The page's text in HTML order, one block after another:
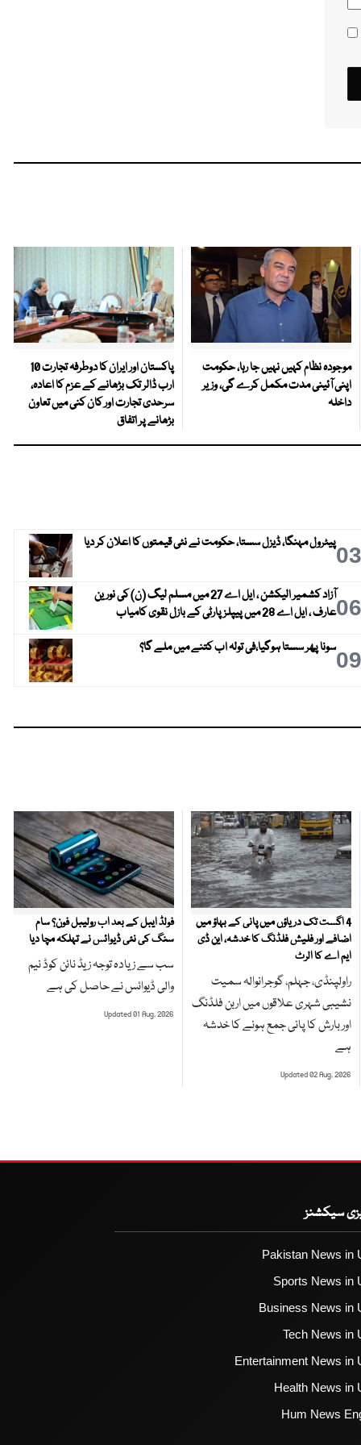
موجودہ نظام کہیں نہیں جا رہا، حکومت
اپنی آئینی مدت مکمل کرے گی، وزیر
داخلہ
پاکستان اور ایران کا دوطرفہ تجارت 10
ارب ڈالر تک بڑھانے کے عزم کا اعادہ،
سرحدی تجارت اور کان کنی میں تعاون
بڑھانے پر اتفاق
03پیٹرول مہنگا، ڈیزل سستا، حکومت نے نئی قیمتوں کا اعلان کر دیا
06
آزاد کشمیر الیکشن ، ایل اے 27 میں مسلم لیگ (ن) کی نورین
عارف ، ایل اے 28 میں پیپلز پارٹی کے بازل نقوی کامیاب
09سونا پھر سستا ہوگیا،فی تولہ اب کتنے میں ملے گا؟
4 اگست تک دریاؤں میں پانی کے بہاؤ میں
اضافے اور فلیش فلڈنگ کا خدشہ، این ڈی
ایم اے کا الرٹ
راولپنڈی، جہلم، گوجرانوالہ سمیت
نشیبی شہری علاقوں میں اربن فلڈنگ
اور بارش کا پانی جمع ہونے کا خدشہ
ہے
Updated 02 Aug, 2026
فولڈ ایبل کے بعد اب رولیبل فون؟ سام
سنگ کی نئی ڈیوائس نے تہلکہ مچا دیا
سب سے زیادہ توجہ زیڈ نائن کوڈ نیم
والی ڈیوائس نے حاصل کی ہے
Updated 01 Aug, 2026
سیکشنز
Pakistan News in
Sports News in
Business News in
Tech News in
Entertainment News in
Health News in
Hum News